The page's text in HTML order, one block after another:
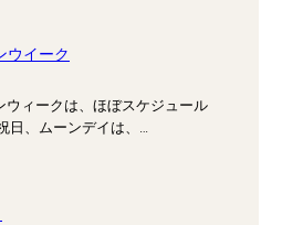
ウイーク
ウィークは、ほぼスケジュール
日、ムーンデイは、…